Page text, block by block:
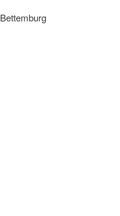
Bettemburg